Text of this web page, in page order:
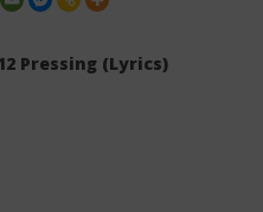
Pressing (Lyrics)